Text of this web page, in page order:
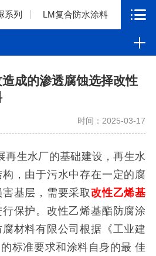
系列 LM复合防水涂料
成的渗透腐蚀选择改性
时间：2025-03-17
再生水厂的基础建设，再生水
，由于污水中存在一定的腐
基层，需要采取改性乙烯基
保护。改性乙烯基酯防腐涂
材料有限公司根据《工业建
标准要求和涂料自身的最 佳